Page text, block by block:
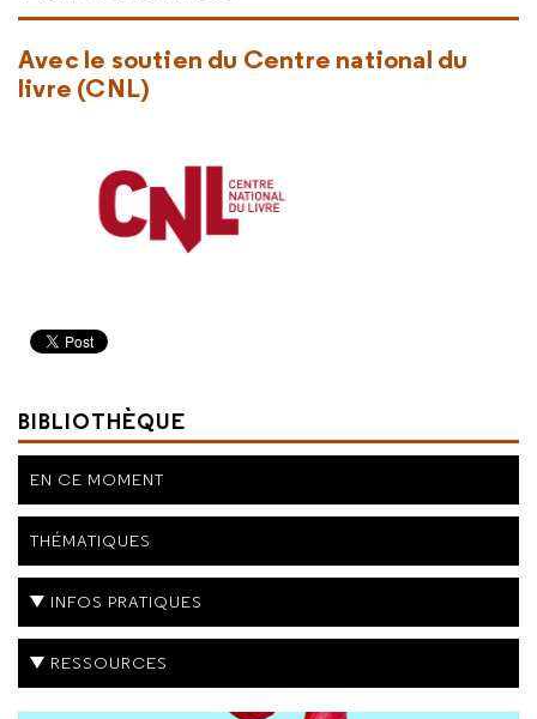
Avec le soutien du Centre national du
livre (CNL)
BIBLIOTHÈQUE
EN CE MOMENT
THÉMATIQUES
INFOS PRATIQUES
RESSOURCES